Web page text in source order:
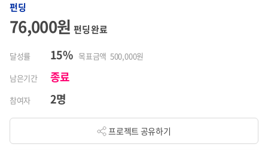
펀딩
76,000원펀딩 완료
달성률 15% 목표금액 500,000원
남은기간
종료
참여자 2명
프로젝트 공유하기